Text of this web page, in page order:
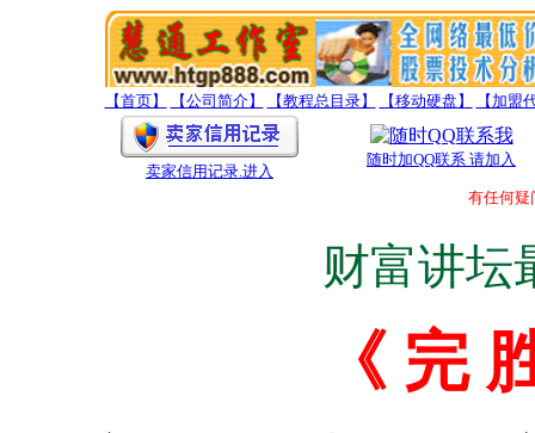
【首页】 【公司简介】 【教程总目录】 【移动硬盘】 【加盟
卖家信用记录.进入
随时加QQ联系 请加入
有任何疑
财富讲坛
《 完